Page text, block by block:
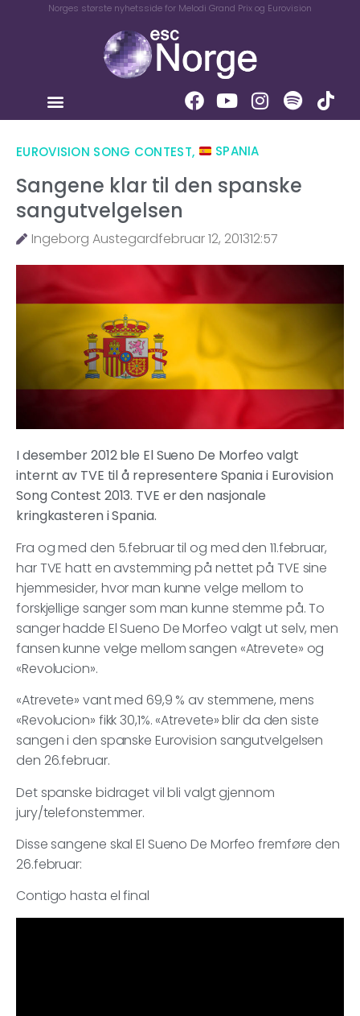
Norges største nyhetsside for Melodi Grand Prix og Eurovision
EUROVISION SONG CONTEST, SPANIA
Sangene klar til den spanske
sangutvelgelsen
Ingeborg Austegardfebruar 12, 201312:57
I desember 2012 ble El Sueno De Morfeo valgt
internt av TVE til å representere Spania i Eurovision
Song Contest 2013. TVE er den nasjonale
kringkasteren i Spania.
Fra og med den 5.februar til og med den 11.februar,
har TVE hatt en avstemming på nettet på TVE sine
hjemmesider, hvor man kunne velge mellom to
forskjellige sanger som man kunne stemme på. To
sanger hadde El Sueno De Morfeo valgt ut selv, men
fansen kunne velge mellom sangen «Atrevete» og
«Revolucion».
«Atrevete» vant med 69,9 % av stemmene, mens
«Revolucion» fikk 30,1%. «Atrevete» blir da den siste
sangen i den spanske Eurovision sangutvelgelsen
den 26.februar.
Det spanske bidraget vil bli valgt gjennom
jury/telefonstemmer.
Disse sangene skal El Sueno De Morfeo fremføre den
26.februar:
Contigo hasta el final